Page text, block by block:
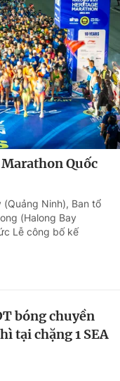
Quốc
Ninh), Ban tổ
(Halong Bay
Lễ công bố kế
bóng chuyền
tại chặng 1 SEA